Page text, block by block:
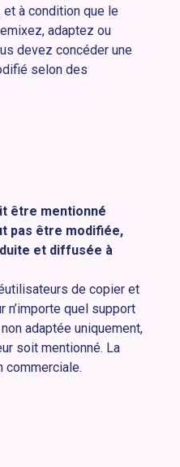
à condition que le
adaptez ou
devez concéder une
selon des
être mentionné
pas être modifiée,
et diffusée à
de copier et
n’importe quel support
adaptée uniquement,
soit mentionné. La
commerciale.